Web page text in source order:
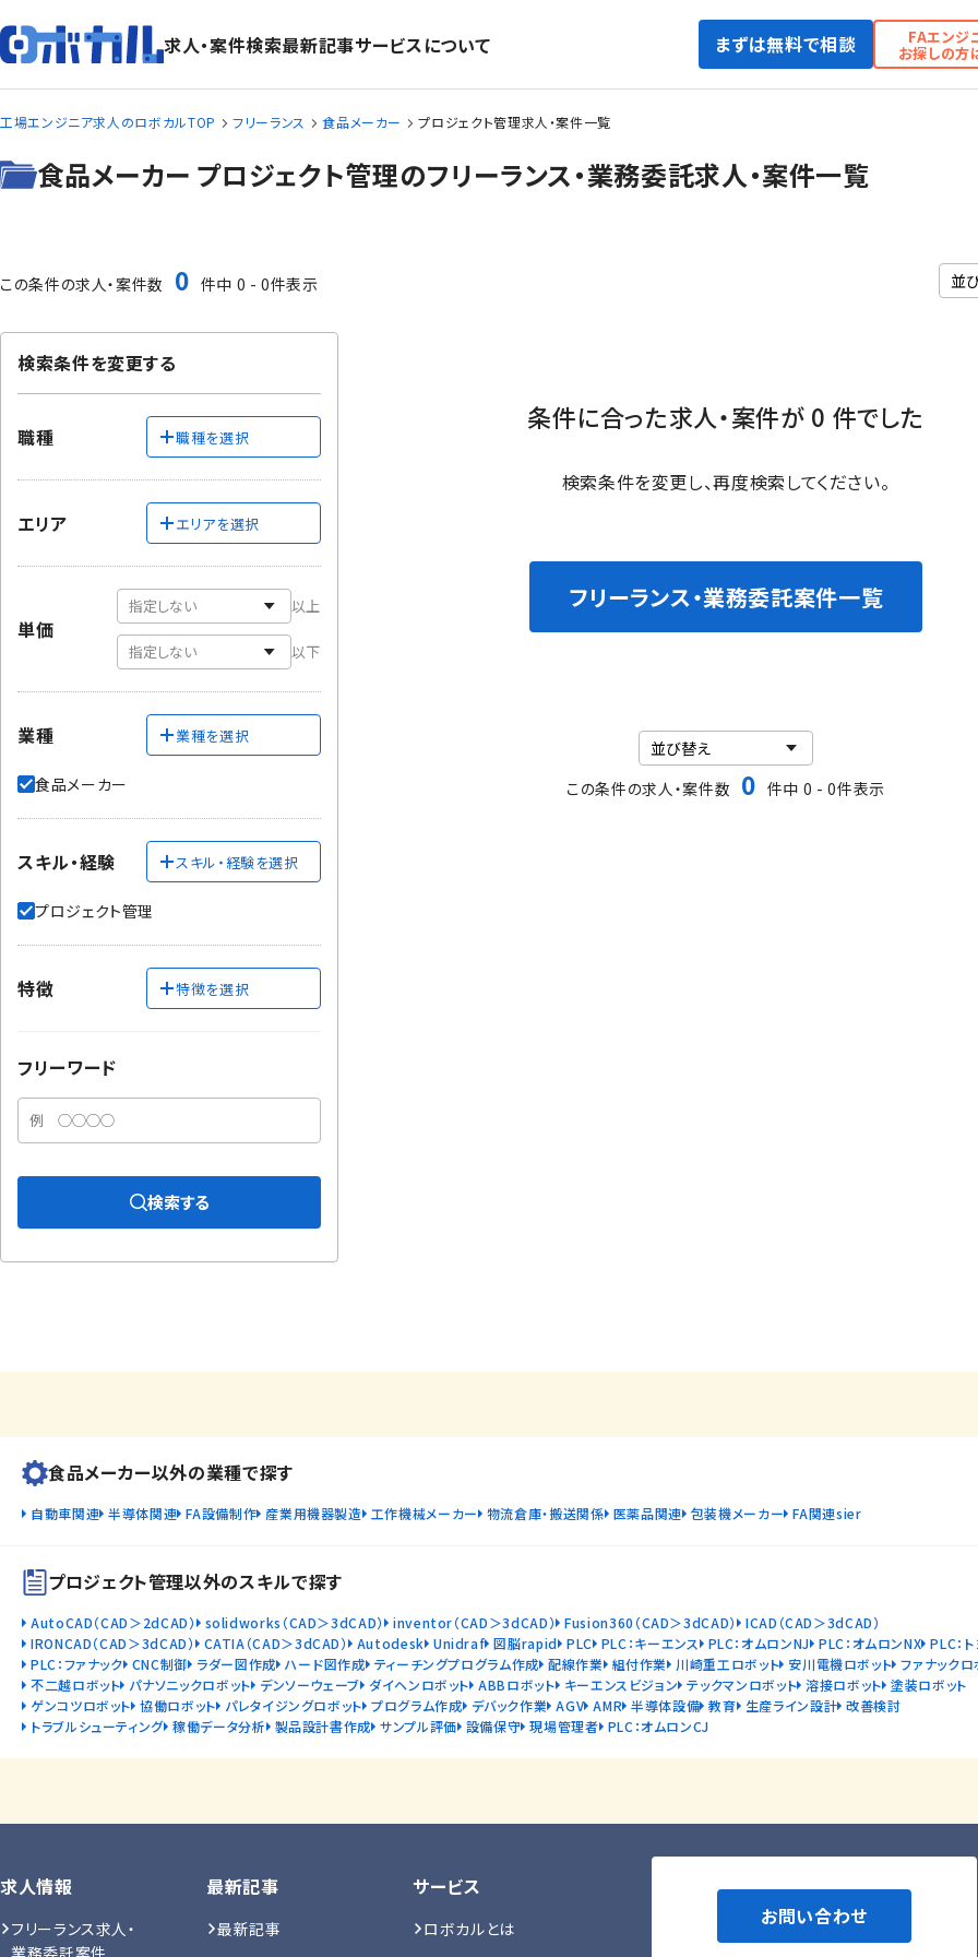
求人・案件検索最新記事サービスについて まずは無料で相談 FAエンジ
お探しの方
工場エンジニア求人のロボカルTOP フリーランス 食品メーカー プロジェクト管理求人・案件一覧
食品メーカー プロジェクト管理のフリーランス・業務委託求人・案件一覧
この条件の求人・案件数 0 件中 0 - 0件表示
条件に合った求人・案件が 0 件でした
検索条件を変更し、再度検索してください。
フリーランス・業務委託案件一覧
この条件の求人・案件数 0 件中 0 - 0件表示
検索条件を変更する
職種 職種を選択
エリア エリアを選択
単価
以上
以下
業種 業種を選択
食品メーカー
スキル・経験 スキル・経験を選択
プロジェクト管理
特徴 特徴を選択
フリーワード
検索する
食品メーカー以外の業種で探す
自動車関連 半導体関連 FA設備制作 産業用機器製造 工作機械メーカー 物流倉庫・搬送関係 医薬品関連 包装機メーカー FA関連sier
プロジェクト管理以外のスキルで探す
AutoCAD（CAD＞2dCAD） solidworks（CAD＞3dCAD） inventor（CAD＞3dCAD） Fusion360（CAD＞3dCAD）
ICAD（CAD＞3dCAD）
IRONCAD（CAD＞3dCAD）
CATIA（CAD＞3dCAD） Autodesk Unidraf 図脳rapid PLC PLC：キーエンス PLC：オムロンNJ PLC：オムロンNX PLC：
PLC：ファナック CNC制御 ラダー図作成 ハード図作成 ティーチングプログラム作成 配線作業 組付作業 川崎重工ロボット 安川電機ロボット ファナックロ
不二越ロボット パナソニックロボット デンソーウェーブ ダイヘンロボット ABBロボット キーエンスビジョン テックマンロボット 溶接ロボット 塗装ロボット
ゲンコツロボット 協働ロボット パレタイジングロボット プログラム作成 デバック作業 AGV AMR 半導体設備 教育 生産ライン設計 改善検討
トラブルシューティング 稼働データ分析 製品設計書作成 サンプル評価 設備保守 現場管理者 PLC：オムロンCJ
求人情報
フリーランス求人・
業務委託案件
最新記事
最新記事
サービス
ロボカルとは お問い合わせ